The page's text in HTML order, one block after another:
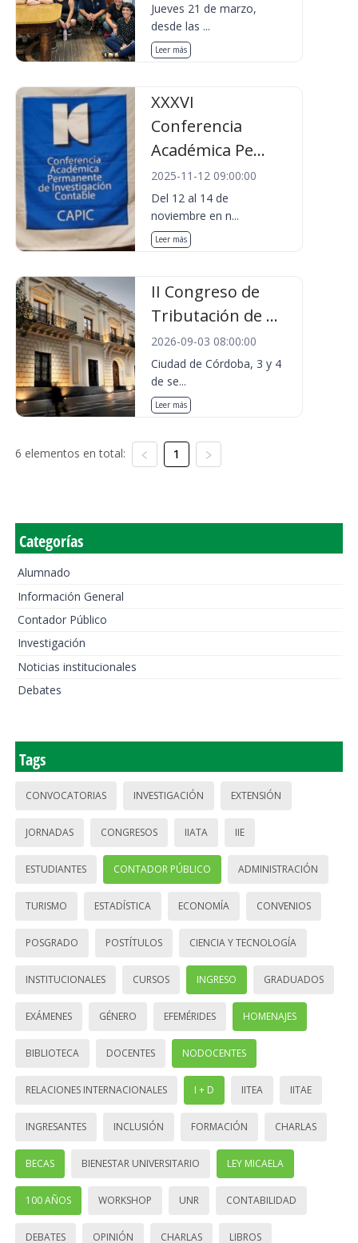
Jueves 21 de marzo,
desde las ...
Leer más
XXXVI
Conferencia
Académica Pe...
2025-11-12 09:00:00
Del 12 al 14 de
noviembre en n...
Leer más
II Congreso de
Tributación de ...
2026-09-03 08:00:00
Ciudad de Córdoba, 3 y 4
de se...
Leer más
6 elementos en total: 1
Categorías
Alumnado
Información General
Contador Público
Investigación
Noticias institucionales
Debates
Tags
CONVOCATORIAS INVESTIGACIÓN EXTENSIÓN
JORNADAS CONGRESOS IIATA IIE
ESTUDIANTES CONTADOR PÚBLICO ADMINISTRACIÓN
TURISMO ESTADÍSTICA ECONOMÍA CONVENIOS
POSGRADO POSTÍTULOS CIENCIA Y TECNOLOGÍA
INSTITUCIONALES CURSOS INGRESO GRADUADOS
EXÁMENES GÉNERO EFEMÉRIDES HOMENAJES
BIBLIOTECA DOCENTES NODOCENTES
RELACIONES INTERNACIONALES I + D IITEA IITAE
INGRESANTES INCLUSIÓN FORMACIÓN CHARLAS
BECAS BIENESTAR UNIVERSITARIO LEY MICAELA
100 AÑOS WORKSHOP UNR CONTABILIDAD
DEBATES OPINIÓN CHARLAS LIBROS